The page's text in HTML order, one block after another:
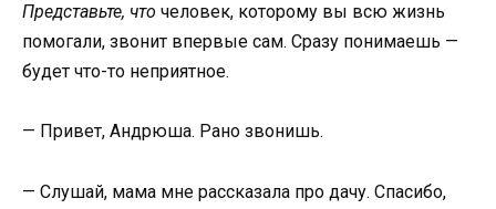
Представьте, что человек, которому вы всю жизнь
помогали, звонит впервые сам. Сразу понимаешь —
будет что-то неприятное.
— Привет, Андрюша. Рано звонишь.
— Слушай, мама мне рассказала про дачу. Спасибо,